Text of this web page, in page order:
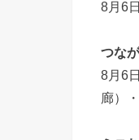
8月6
つな
8月6
廊）